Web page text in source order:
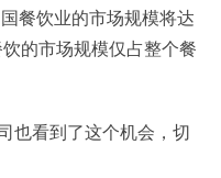
餐饮业的市场规模将达
的市场规模仅占整个餐
也看到了这个机会，切